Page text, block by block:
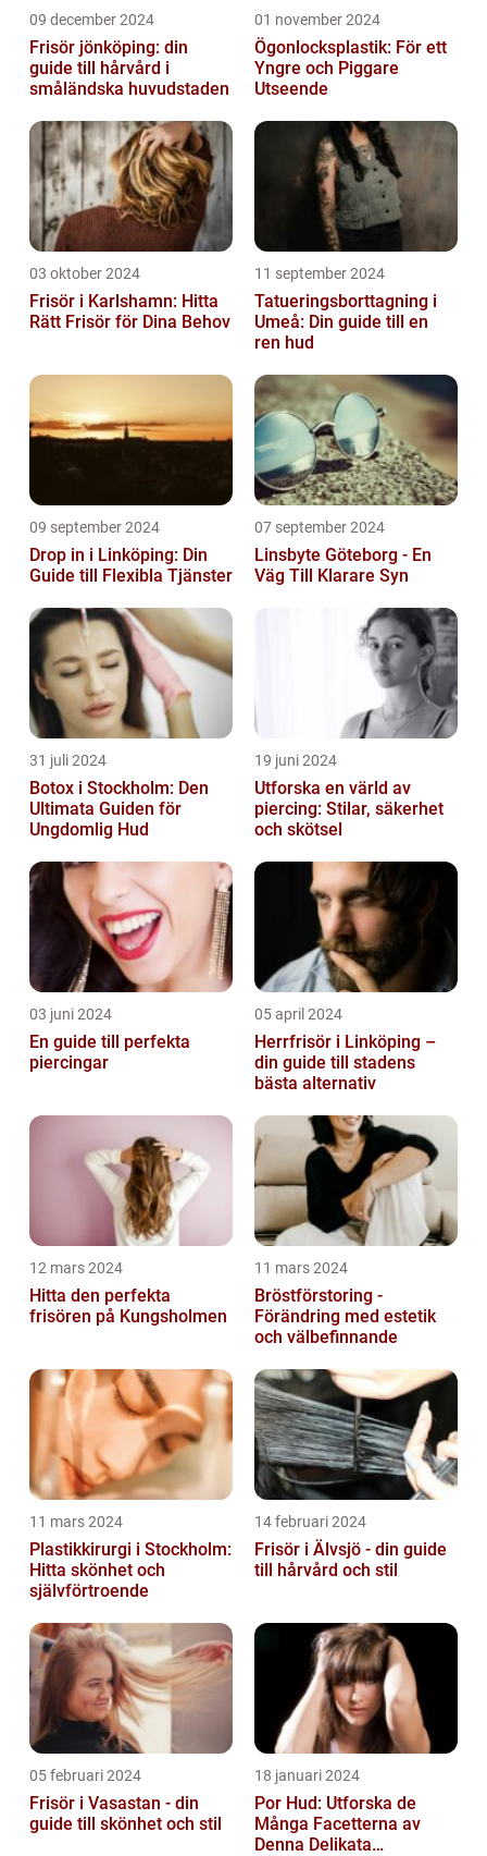
09 december 2024
Frisör jönköping: din
guide till hårvård i
småländska huvudstaden
01 november 2024
Ögonlocksplastik: För ett
Yngre och Piggare
Utseende
03 oktober 2024
Frisör i Karlshamn: Hitta
Rätt Frisör för Dina Behov
11 september 2024
Tatueringsborttagning i
Umeå: Din guide till en
ren hud
09 september 2024
Drop in i Linköping: Din
Guide till Flexibla Tjänster
07 september 2024
Linsbyte Göteborg - En
Väg Till Klarare Syn
31 juli 2024
Botox i Stockholm: Den
Ultimata Guiden för
Ungdomlig Hud
19 juni 2024
Utforska en värld av
piercing: Stilar, säkerhet
och skötsel
03 juni 2024
En guide till perfekta
piercingar
05 april 2024
Herrfrisör i Linköping –
din guide till stadens
bästa alternativ
12 mars 2024
Hitta den perfekta
frisören på Kungsholmen
11 mars 2024
Bröstförstoring -
Förändring med estetik
och välbefinnande
11 mars 2024
Plastikkirurgi i Stockholm:
Hitta skönhet och
självförtroende
14 februari 2024
Frisör i Älvsjö - din guide
till hårvård och stil
05 februari 2024
Frisör i Vasastan - din
guide till skönhet och stil
18 januari 2024
Por Hud: Utforska de
Många Facetterna av
Denna Delikata